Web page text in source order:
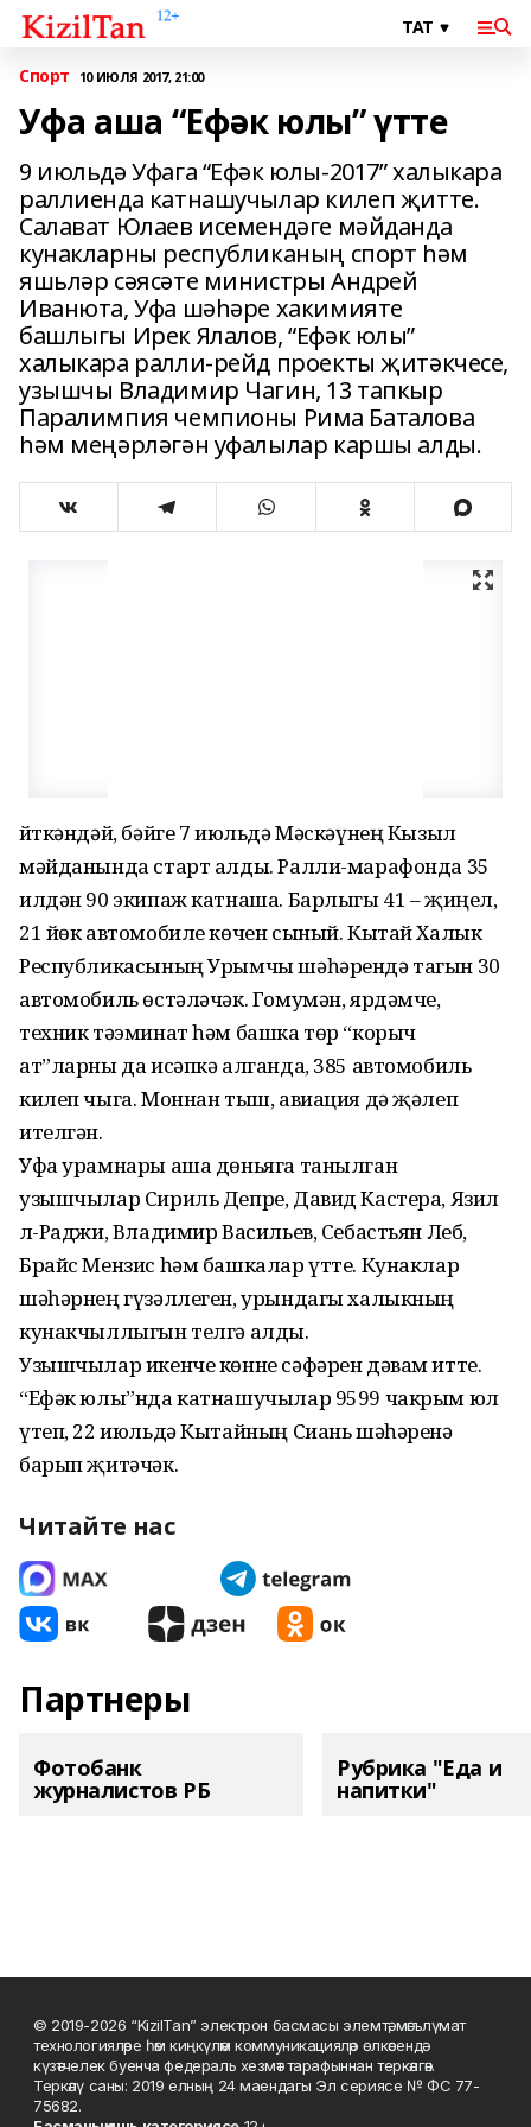
Спорт 10 ИЮЛЯ 2017, 21:00
Уфа аша “Ефәк юлы” үтте
9 июльдә Уфага “Ефәк юлы-2017” халыкара
раллиенда катнашучылар килеп җитте.
Салават Юлаев исемендәге мәйданда
кунакларны рес­пуб­ликаның спорт һәм
яшьләр сәясәте министры Андрей
Иванюта, Уфа шәһәре хакимияте
башлыгы Ирек Ялалов, “Ефәк юлы”
халыкара рал­ли-рейд проекты җитәкчесе,
узышчы Владимир Чагин, 13 тапкыр
Паралимпия чемпионы Рима Баталова
һәм меңәрләгән уфалылар каршы алды.
Әйткәндәй, бәйге 7 июльдә Мәскәүнең Кызыл
мәйданында старт алды. Ралли-марафонда 35
илдән 90 экипаж катнаша. Барлыгы 41 – җиңел,
21 йөк автомобиле көчен сыный. Кытай Халык
Республикасының Урымчы шәһәрендә тагын 30
автомобиль өстәләчәк. Гомумән, ярдәмче,
техник тәэминат һәм башка төр “корыч
ат”ларны да исәпкә алганда, 385 автомобиль
килеп чыга. Моннан тыш, авиация дә җәлеп
ителгән.
Уфа урамнары аша дөньяга танылган
узышчылар Сириль Депре, Давид Кастера, Язил
Әл-Раджи, Владимир Васильев, Себастьян Леб,
Брайс Мензис һәм башкалар үтте. Кунаклар
шәһәрнең гүзәллеген, урындагы халыкның
кунакчыллыгын телгә алды.
Узышчылар икенче көнне сәфәрен дәвам итте.
“Ефәк юлы”нда катнашучылар 9599 чакрым юл
үтеп, 22 июльдә Кытайның Сиань шәһәренә
барып җитәчәк.
Читайте нас
Партнеры
Фотобанк
журналистов РБ
Рубрика "Еда и
напитки"
© 2019-2026 “KizilTan” электрон басмасы элемтә, мәгълүмат
технологияләре һәм киңкүләм коммуникацияләр өлкәсендә
күзәтчелек буенча федераль хезмәт тарафыннан теркәлгән.
Теркәлү саны: 2019 елның 24 маендагы Эл сериясе № ФС 77-
75682.